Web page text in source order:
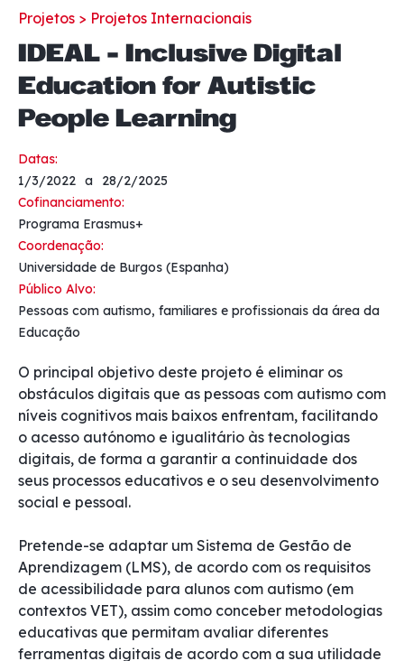
Projetos > Projetos Internacionais
IDEAL - Inclusive Digital
Education for Autistic
People Learning
Datas:
1/3/2022 a
28/2/2025
Cofinanciamento:
Programa Erasmus+
Coordenação:
Universidade de Burgos (Espanha)
Público Alvo:
Pessoas com autismo, familiares e profissionais da área da
Educação
O principal objetivo deste projeto é eliminar os
obstáculos digitais que as pessoas com autismo com
níveis cognitivos mais baixos enfrentam, facilitando
o acesso autónomo e igualitário às tecnologias
digitais, de forma a garantir a continuidade dos
seus processos educativos e o seu desenvolvimento
social e pessoal.
Pretende-se adaptar um Sistema de Gestão de
Aprendizagem (LMS), de acordo com os requisitos
de acessibilidade para alunos com autismo (em
contextos VET), assim como conceber metodologias
educativas que permitam avaliar diferentes
ferramentas digitais de acordo com a sua utilidade